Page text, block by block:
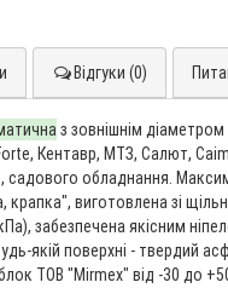
Відгуки (0)
з зовнішнім
Кентавр, МТЗ, Салют,
садового обладнання.
виготовлена зі
забезпечена якісним
якій поверхні - твердий
ТОВ "Mirmex" від -30 до